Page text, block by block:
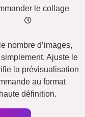
le collage
nombre d’images,
Ajuste le
la prévisualisation
au format
définition.